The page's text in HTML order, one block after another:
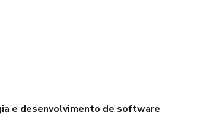
e desenvolvimento de software